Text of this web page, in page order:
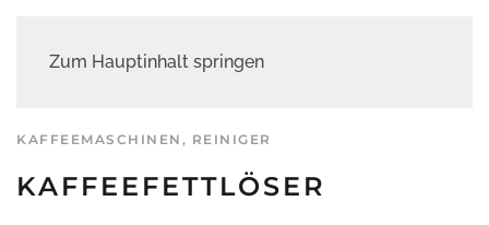
Zum Hauptinhalt springen
KAFFEEMASCHINEN , REINIGER
KAFFEEFETTLÖSER